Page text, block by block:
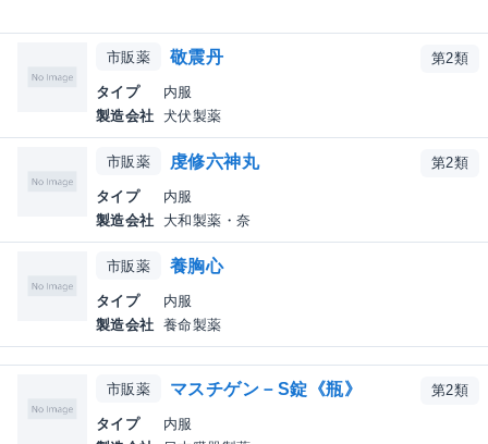
市販薬 敬震丹
タイプ
内服
製造会社 犬伏製薬
第2類
市販薬 虔修六神丸
タイプ
内服
製造会社
大和製薬・奈
第2類
市販薬 養胸心
タイプ
内服
製造会社 養命製薬
市販薬 マスチゲン－S錠《瓶》
タイプ
内服
第2類